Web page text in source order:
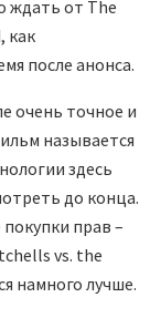
ждать от The
как
после анонса.
очень точное и
называется
здесь
до конца.
прав –
vs. the
намного лучше.